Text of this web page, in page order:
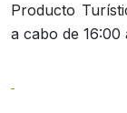
Producto
a cabo de 16:00